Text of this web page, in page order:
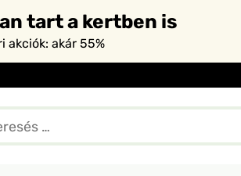
tart a kertben is
akciók: akár 55%